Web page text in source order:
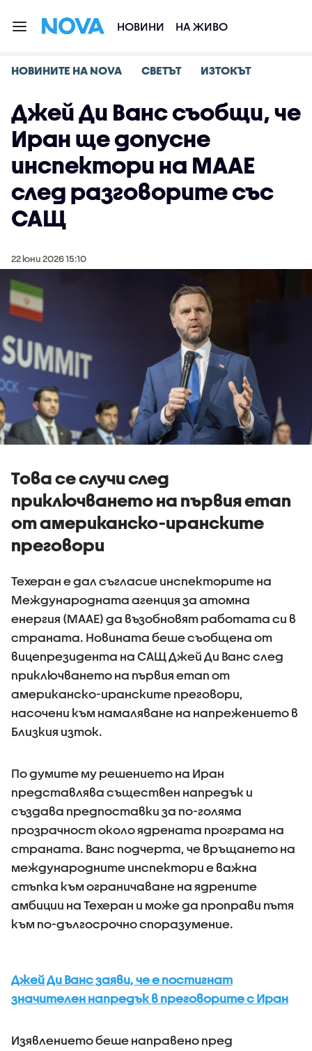
НОВИНИ НА ЖИВО
НОВИНИТЕ НА NOVA СВЕТЪТ ИЗТОКЪТ
Джей Ди Ванс съобщи, че
Иран ще допусне
инспектори на МААЕ
след разговорите със
САЩ
22 юни 2026 15:10
Това се случи след
приключването на първия етап
от американско-иранските
преговори
Техеран е дал съгласие инспекторите на
Международната агенция за атомна
енергия (МААЕ) да възобновят работата си в
страната. Новината беше съобщена от
вицепрезидента на САЩ Джей Ди Ванс след
приключването на първия етап от
американско-иранските преговори,
насочени към намаляване на напрежението в
Близкия изток.
По думите му решението на Иран
представлява съществен напредък и
създава предпоставки за по-голяма
прозрачност около ядрената програма на
страната. Ванс подчерта, че връщането на
международните инспектори е важна
стъпка към ограничаване на ядрените
амбиции на Техеран и може да проправи пътя
към по-дългосрочно споразумение.
Джей Ди Ванс заяви, че е постигнат
значителен напредък в преговорите с Иран
Изявлението беше направено пред